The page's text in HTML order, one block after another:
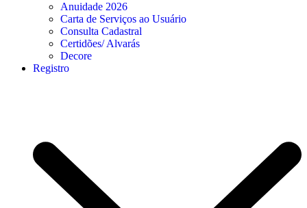
Anuidade 2026
Carta de Serviços ao Usuário
Consulta Cadastral
Certidões/ Alvarás
Decore
Registro